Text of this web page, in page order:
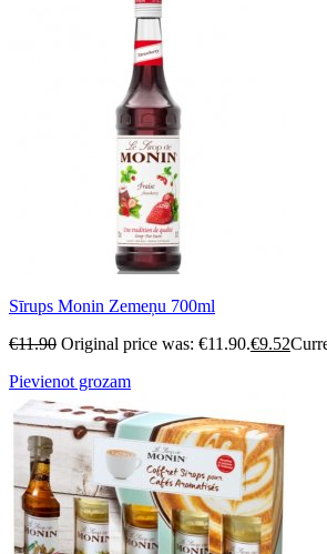
Sīrups Monin Zemeņu 700ml
€11.90 Original price was: €11.90.€9.52
Pievienot grozam